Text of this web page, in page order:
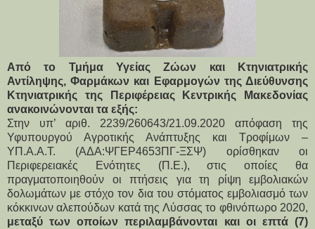
Από το Τμήμα Υγείας Ζώων και Κτηνιατρικής
Αντίληψης, Φαρμάκων και Εφαρμογών της Διεύθυνσης
Κτηνιατρικής της Περιφέρειας Κεντρικής Μακεδονίας
ανακοινώνονται τα εξής:
Στην υπ’ αριθ. 2239/260643/21.09.2020 απόφαση της
Υφυπουργού Αγροτικής Ανάπτυξης και Τροφίμων –
ΥΠ.Α.Α.Τ. (ΑΔΑ:ΨΓΕΡ4653ΠΓ-ΞΣΨ) ορίσθηκαν οι
Περιφερειακές Ενότητες (Π.Ε.), στις οποίες θα
πραγματοποιηθούν οι πτήσεις για τη ρίψη εμβολιακών
δολωμάτων με στόχο τον δια του στόματος εμβολιασμό των
κόκκινων αλεπούδων κατά της Λύσσας το φθινόπωρο 2020,
μεταξύ των οποίων περιλαμβάνονται και οι επτά (7)